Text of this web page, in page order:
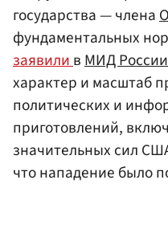
государства — члена
фундаментальных
заявиливМИД России
характер и масштаб
политических и
приготовлений,
значительных сил
что нападение было